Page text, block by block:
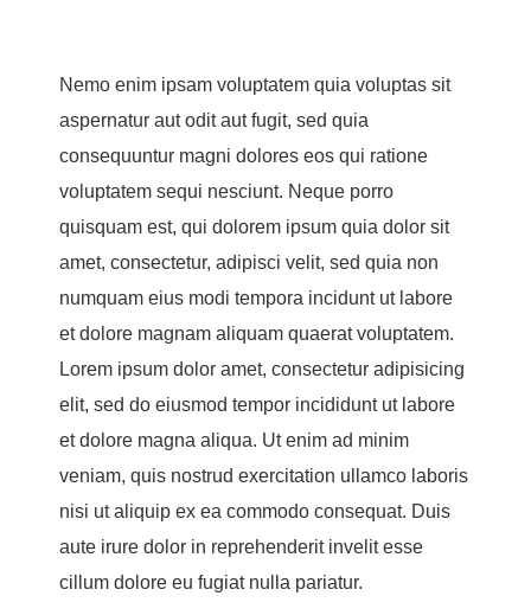
Nemo enim ipsam voluptatem quia voluptas sit
aspernatur aut odit aut fugit, sed quia
consequuntur magni dolores eos qui ratione
voluptatem sequi nesciunt. Neque porro
quisquam est, qui dolorem ipsum quia dolor sit
amet, consectetur, adipisci velit, sed quia non
numquam eius modi tempora incidunt ut labore
et dolore magnam aliquam quaerat voluptatem.
Lorem ipsum dolor amet, consectetur adipisicing
elit, sed do eiusmod tempor incididunt ut labore
et dolore magna aliqua. Ut enim ad minim
veniam, quis nostrud exercitation ullamco laboris
nisi ut aliquip ex ea commodo consequat. Duis
aute irure dolor in reprehenderit invelit esse
cillum dolore eu fugiat nulla pariatur.